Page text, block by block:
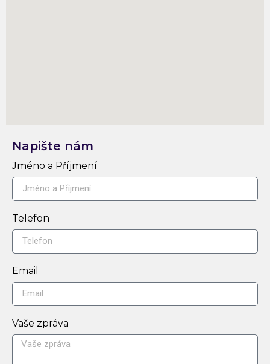
Napište nám
Jméno a Příjmení
Telefon
Email
Vaše zpráva